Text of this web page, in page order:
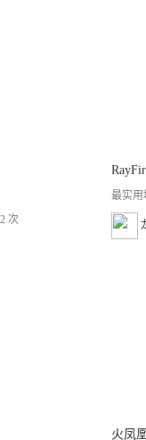
次
最实用